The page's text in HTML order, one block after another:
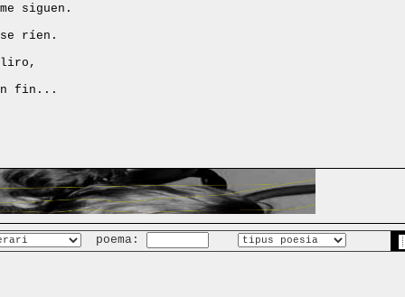
siguen.
ríen.
fin...
poema: